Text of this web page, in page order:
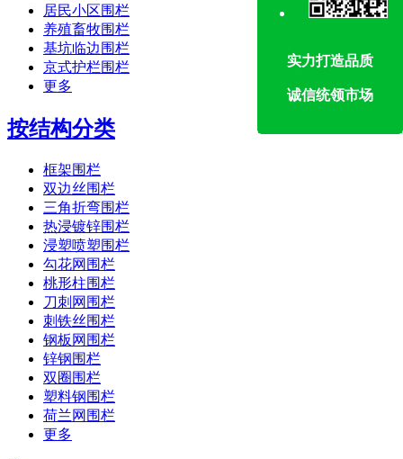
居民小区围栏
养殖畜牧围栏
基坑临边围栏
京式护栏围栏
更多
按结构分类
框架围栏
双边丝围栏
三角折弯围栏
热浸镀锌围栏
浸塑喷塑围栏
勾花网围栏
桃形柱围栏
刀刺网围栏
刺铁丝围栏
钢板网围栏
锌钢围栏
双圈围栏
塑料钢围栏
荷兰网围栏
更多
实力打造品质
诚信统领市场